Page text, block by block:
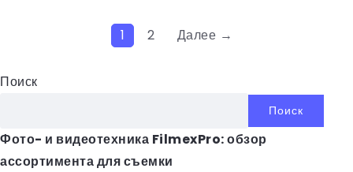
1 2 Далее →
Поиск
Поиск
Фото- и видеотехника FilmexPro: обзор
ассортимента для съемки